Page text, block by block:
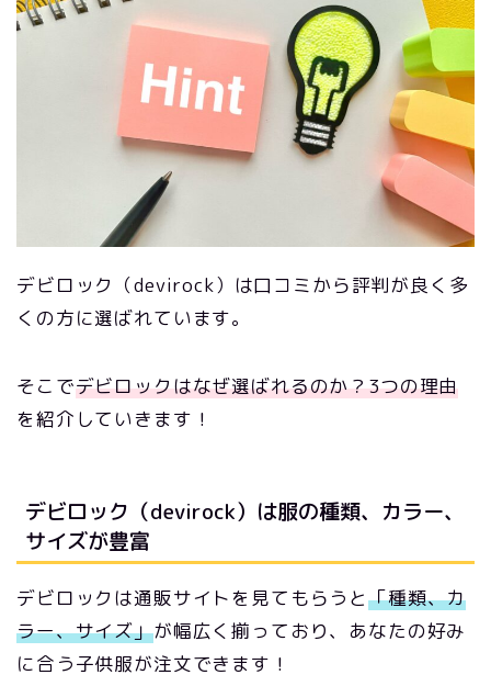
デビロック（devirock）は口コミから評判が良く多
くの方に選ばれています。
そこでデビロックはなぜ選ばれるのか？3つの理由
を紹介していきます！
デビロック（devirock）は服の種類、カラー、
サイズが豊富
デビロックは通販サイトを見てもらうと「種類、カ
ラー、サイズ」が幅広く揃っており、あなたの好み
に合う子供服が注文できます！